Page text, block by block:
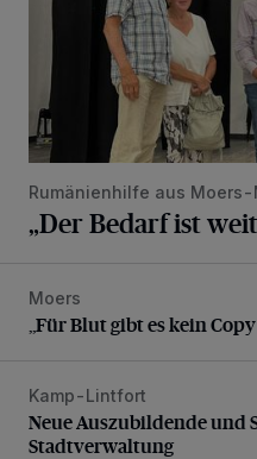
Rumänienhilfe aus Moers-
„Der Bedarf ist
„Für Blut gibt es kein Copy
Moers
„Für Blut gibt es kein
Neue Auszubildende und
Kamp-Lintfort
Neue Auszubildende und
Stadtverwaltung